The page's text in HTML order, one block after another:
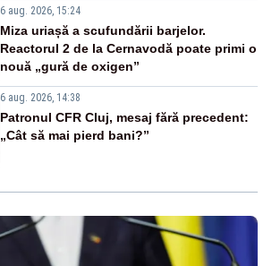
6 aug. 2026, 15:24
Miza uriașă a scufundării barjelor.
Reactorul 2 de la Cernavodă poate primi o
nouă „gură de oxigen”
6 aug. 2026, 14:38
Patronul CFR Cluj, mesaj fără precedent:
„Cât să mai pierd bani?”